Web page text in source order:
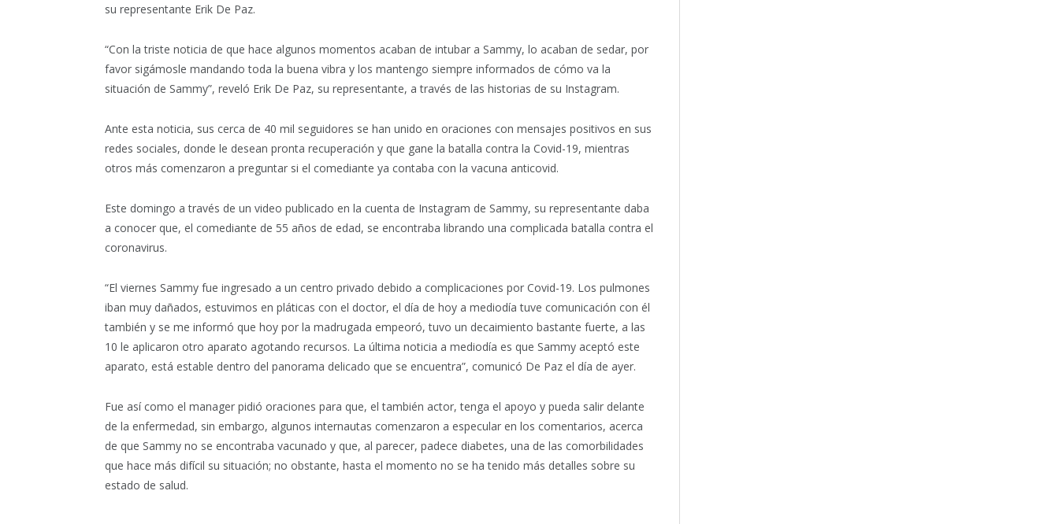
su representante Erik De Paz.
“Con la triste noticia de que hace algunos momentos acaban de intubar a Sammy, lo acaban de sedar, por
favor sigámosle mandando toda la buena vibra y los mantengo siempre informados de cómo va la
situación de Sammy”, reveló Erik De Paz, su representante, a través de las historias de su Instagram.
Ante esta noticia, sus cerca de 40 mil seguidores se han unido en oraciones con mensajes positivos en sus
redes sociales, donde le desean pronta recuperación y que gane la batalla contra la Covid-19, mientras
otros más comenzaron a preguntar si el comediante ya contaba con la vacuna anticovid.
Este domingo a través de un video publicado en la cuenta de Instagram de Sammy, su representante daba
a conocer que, el comediante de 55 años de edad, se encontraba librando una complicada batalla contra el
coronavirus.
“El viernes Sammy fue ingresado a un centro privado debido a complicaciones por Covid-19. Los pulmones
iban muy dañados, estuvimos en pláticas con el doctor, el día de hoy a mediodía tuve comunicación con él
también y se me informó que hoy por la madrugada empeoró, tuvo un decaimiento bastante fuerte, a las
10 le aplicaron otro aparato agotando recursos. La última noticia a mediodía es que Sammy aceptó este
aparato, está estable dentro del panorama delicado que se encuentra”, comunicó De Paz el día de ayer.
Fue así como el manager pidió oraciones para que, el también actor, tenga el apoyo y pueda salir delante
de la enfermedad, sin embargo, algunos internautas comenzaron a especular en los comentarios, acerca
de que Sammy no se encontraba vacunado y que, al parecer, padece diabetes, una de las comorbilidades
que hace más difícil su situación; no obstante, hasta el momento no se ha tenido más detalles sobre su
estado de salud.